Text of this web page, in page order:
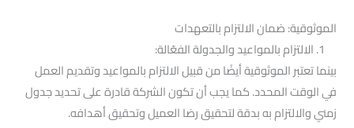
الموثوقية: ضمان الالتزام بالتعهدات
بينما تعتبر الموثوقية أيضًا من قبيل الالتزام بالمواعيد وتقديم العمل
في الوقت المحدد. كما يجب أن تكون الشركة قادرة على تحديد جدول
زمني والالتزام به بدقة لتحقيق رضا العميل وتحقيق أهدافه.